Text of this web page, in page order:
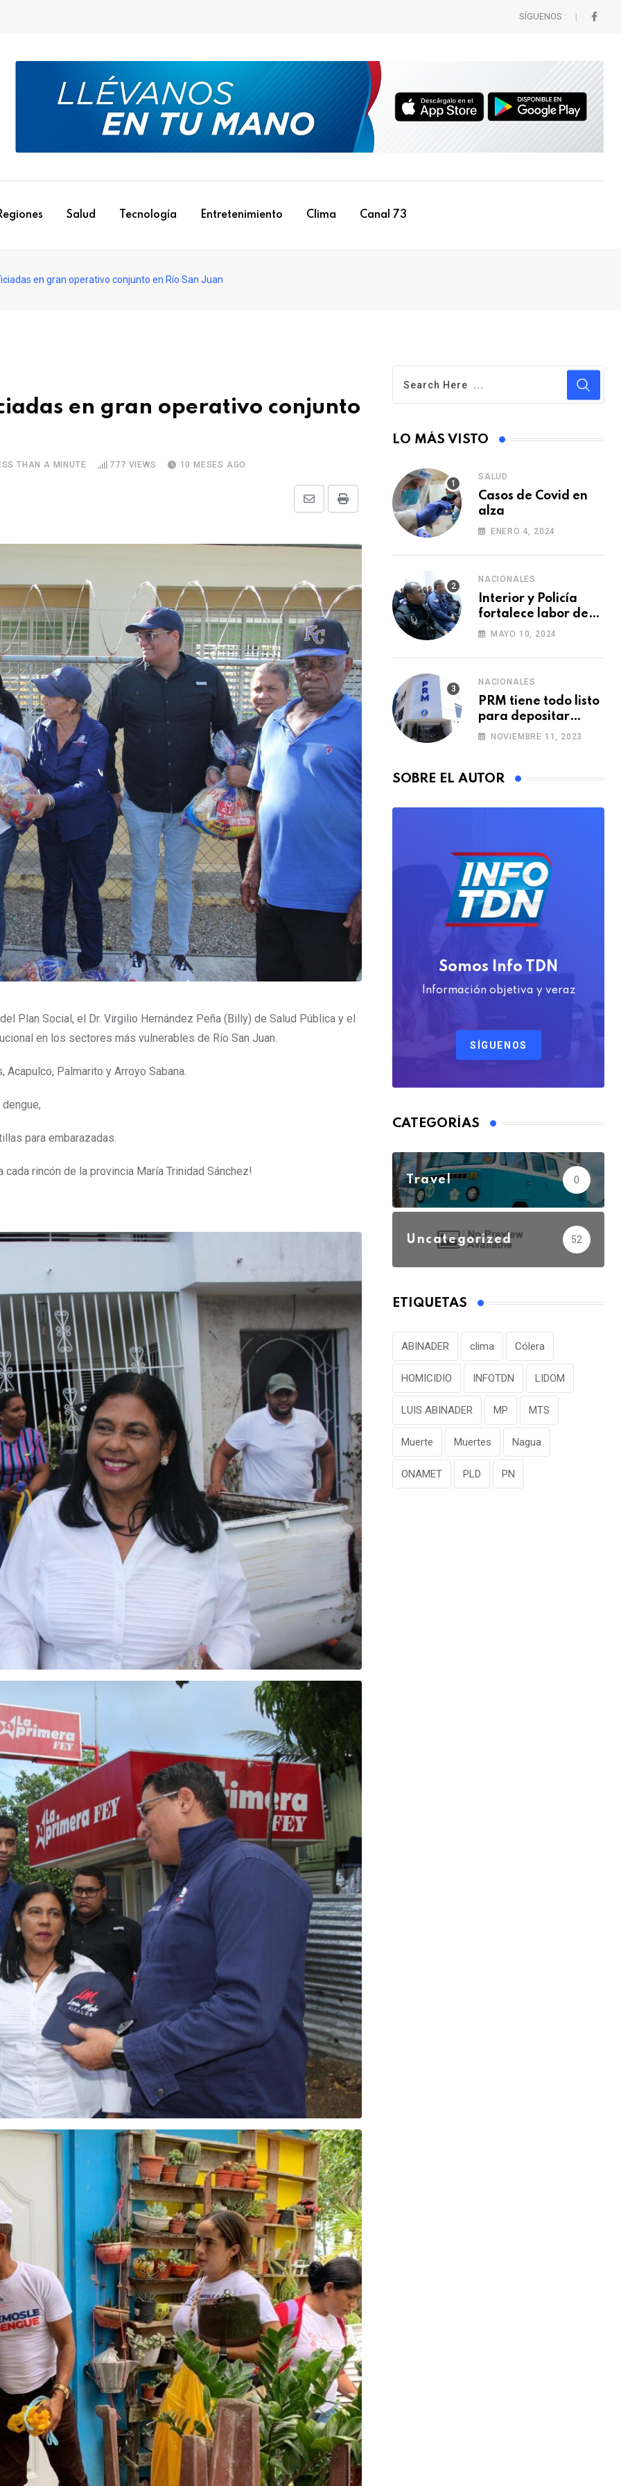
SÍGUENOS :
Salud Tecnología Entretenimiento Clima Canal 73
en gran operativo conjunto en Río San Juan
en gran operativo conjunto
THAN A MINUTE 777 VIEWS 10 MESES AGO
P
i
t
a
e
v
i
a
E
m
a
i
l
Plan Social, el Dr. Virgilio Hernández Peña (Billy) de Salud Pública y el
en los sectores más vulnerables de Río San Juan.
Acapulco, Palmarito y Arroyo Sabana.
para embarazadas.
rincón de la provincia María Trinidad Sánchez!
LO MÁS VISTO
SALUD
Casos de Covid en
alza
ENERO 4, 2024
NACIONALES
Interior y Policía
fortalece labor de
Policía Municipal
agentes
MAYO 10, 2024
NACIONALES
PRM tiene todo listo
para depositar
alianzas municipales
NOVIEMBRE 11, 2023
SOBRE EL AUTOR
Somos Info TDN
Información objetiva y veraz
SÍGUENOS
CATEGORÍAS
Travel 0
Uncategorized 52
ETIQUETAS
ABINADER clima Cólera
HOMICIDIO INFOTDN LIDOM
LUIS ABINADER MP MTS
Muerte Muertes Nagua
ONAMET PLD PN